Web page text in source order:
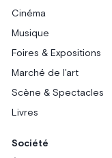
Cinéma
Musique
Foires & Expositions
Marché de l'art
Scène & Spectacles
Livres
Société